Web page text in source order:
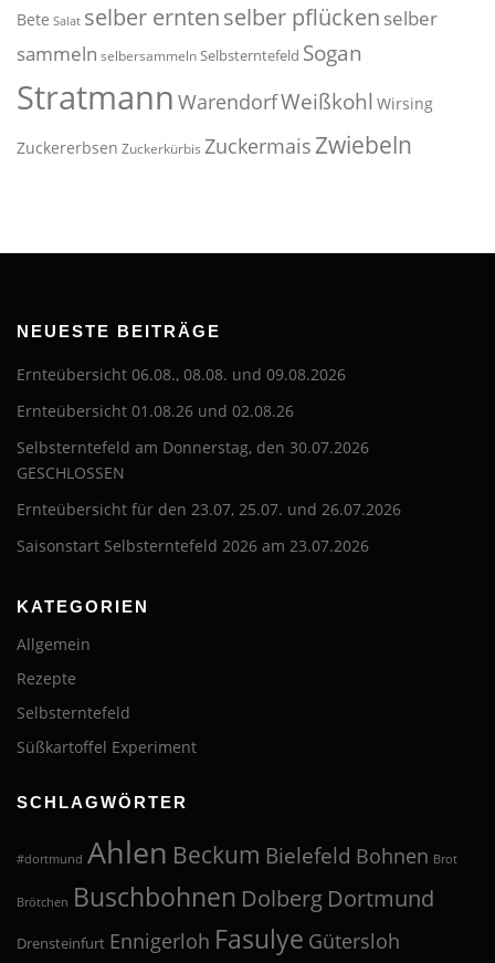
Bete Salat selber erntenselber pflücken selber
sammeln selbersammelnSelbsterntefeld Sogan
Stratmann WarendorfWeißkohl Wirsing
Zuckererbsen Zuckerkürbis Zuckermais Zwiebeln
NEUESTE BEITRÄGE
Ernteübersicht 06.08., 08.08. und 09.08.2026
Ernteübersicht 01.08.26 und 02.08.26
Selbsterntefeld am Donnerstag, den 30.07.2026
GESCHLOSSEN
Ernteübersicht für den 23.07, 25.07. und 26.07.2026
Saisonstart Selbsterntefeld 2026 am 23.07.2026
KATEGORIEN
Allgemein
Rezepte
Selbsterntefeld
Süßkartoffel Experiment
SCHLAGWÖRTER
#dortmund Ahlen Beckum Bielefeld Bohnen Brot
Brötchen Buschbohnen Dolberg Dortmund
Drensteinfurt Ennigerloh Fasulye Gütersloh